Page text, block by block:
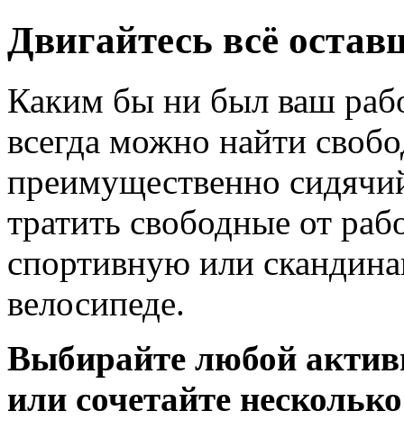
Двигайтесь всё
Каким бы ни был ваш
всегда можно найти
преимущественно
тратить свободные от
спортивную или
велосипеде.
Выбирайте любой
или сочетайте